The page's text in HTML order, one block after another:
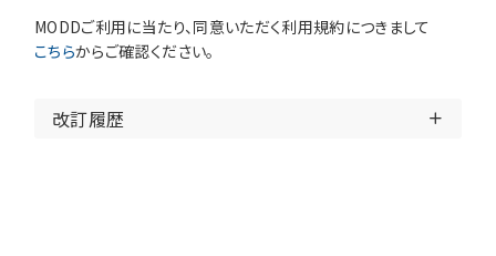
MODDご利用に当たり、同意いただく利用規約につきまして
こちらからご確認ください。
改訂履歴